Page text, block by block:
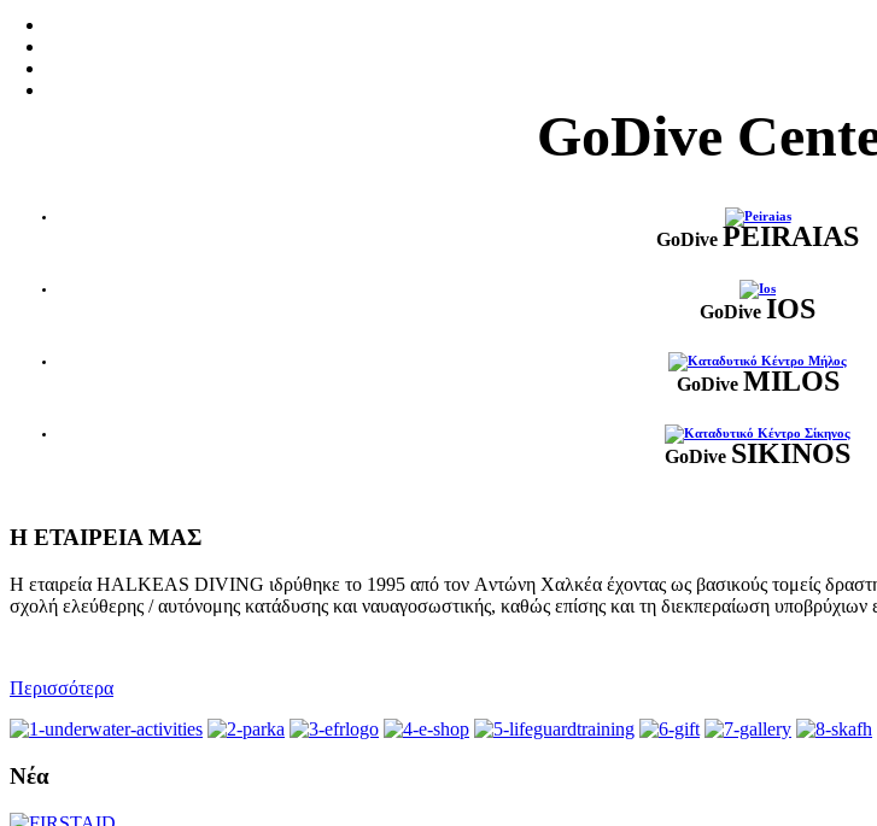
GoDive
GoDive PEIRAIAS
GoDive IOS
GoDive MILOS
GoDive SIKINOS
Η ΕΤΑΙΡΕΙΑ ΜΑΣ
Η εταιρεία HALKEAS DIVING ιδρύθηκε το 1995 από τον Aντώνη Xαλκέα έχοντας ως βασικούς τομείς
σχολή ελεύθερης / αυτόνομης κατάδυσης και ναυαγοσωστικής, καθώς επίσης και τη διεκπεραίωση υποβρύχιων
Περισσότερα
Νέα